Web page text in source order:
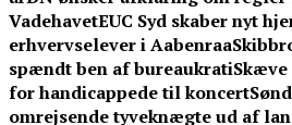
VadehavetEUC Syd skaber nyt
erhvervselever i Aabenraa
spændt ben af bureaukrati
for handicappede til koncert
omrejsende tyveknægte ud af